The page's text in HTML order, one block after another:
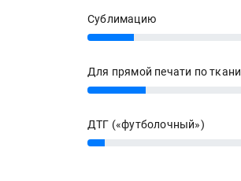
Сублимацию
8%
Для прямой печати по ткани
10%
ДТГ («футболочный»)
3%